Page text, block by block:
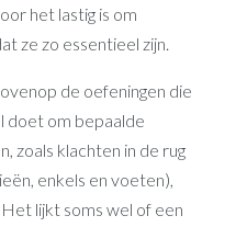
het lastig is om
ze zo essentieel zijn.
de oefeningen die
doet om bepaalde
zoals klachten in de rug
enkels en voeten),
lijkt soms wel of een